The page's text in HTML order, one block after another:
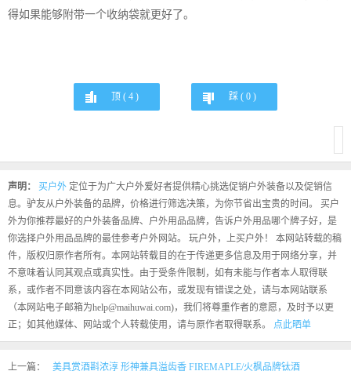
得如果能够附带一个收纳袋就更好了。
顶 ( 4) 踩 ( 0)
声明： 买户外 定位于为广大户外爱好者提供精心挑选促销户外装备以及促销信
息。驴友从户外装备的品牌，价格进行筛选决策，为你节省出宝贵的时间。 买户
外为你推荐最好的户外装备品牌、户外用品品牌，告诉户外用品哪个牌子好，是
你选择户外用品品牌的最佳参考户外网站。 玩户外，上买户外！ 本网站转载的稿
件，版权归原作者所有。本网站转载目的在于传递更多信息及用于网络分享，并
不意味着认同其观点或真实性。由于受条件限制，如有未能与作者本人取得联
系，或作者不同意该内容在本网站公布，或发现有错误之处，请与本网站联系
（本网站电子邮箱为help@maihuwai.com)，我们将尊重作者的意愿，及时予以更
正；如其他媒体、网站或个人转载使用，请与原作者取得联系。 点此晒单
上一篇： 美具赏酒斟浓淳 形神兼具溢齿香 FIREMAPLE/火枫品牌钛酒